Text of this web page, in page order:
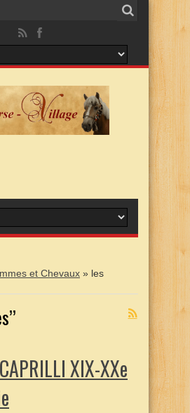
et Chevaux » les
XIX-XXe